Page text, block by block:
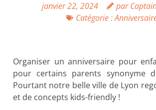
janvier 22, 2024 par
Catégorie :
Organiser un anniversaire pour
pour certains parents synonyme
Pourtant notre belle ville de Lyon
et de concepts kids-friendly !